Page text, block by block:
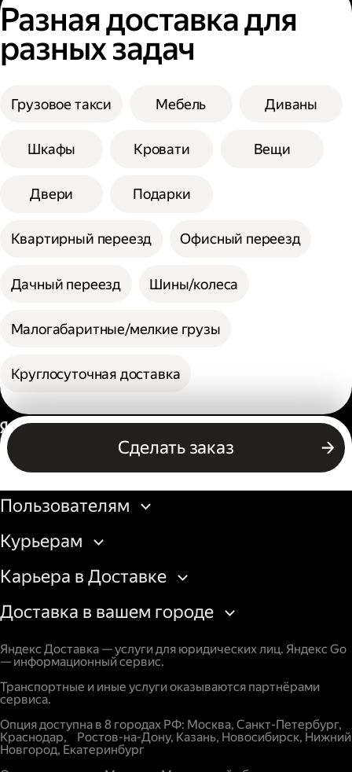
Разная доставка для
разных задач
Грузовое такси Мебель Диваны
Шкафы Кровати Вещи
Двери Подарки
Квартирный переезд Офисный переезд
Дачный переезд Шины/колеса
Малогабаритные/мелкие грузы
Круглосуточная доставка
Сделать заказ
Россия
Бизнесу
Пользователям
Курьерам
Карьера в Доставке
Доставка в вашем городе
Яндекс Доставка — услуги для юридических лиц. Яндекс Go
— информационный сервис.
Транспортные и иные услуги оказываются партнёрами
сервиса.
Опция доступна в 8 городах РФ: Москва, Санкт-Петербург,
Краснодар, Ростов-на-Дону, Казань, Новосибирск, Нижний
Новгород, Екатеринбург